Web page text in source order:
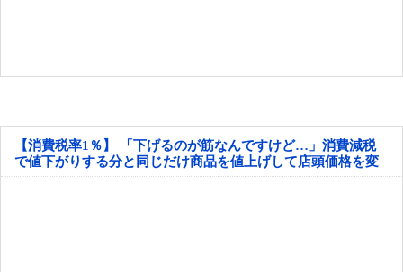
【消費税率1％】 「下げるのが筋なんですけど…」消費減税
で値下がりする分と同じだけ商品を値上げして店頭価格を変
えない店も